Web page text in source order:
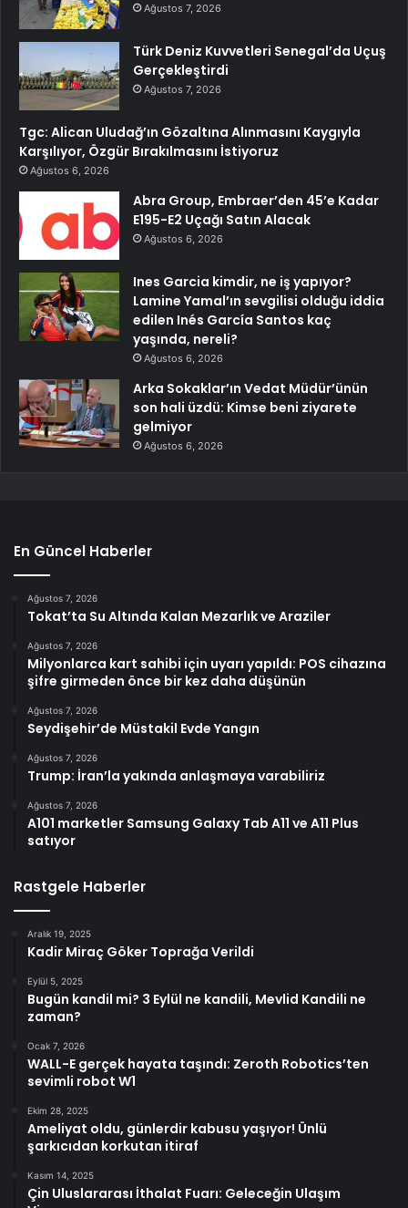
Ağustos 7, 2026
Türk Deniz Kuvvetleri Senegal’da Uçuş
Gerçekleştirdi
Ağustos 7, 2026
Tgc: Alican Uludağ’ın Gözaltına Alınmasını Kaygıyla
Karşılıyor, Özgür Bırakılmasını İstiyoruz
Ağustos 6, 2026
Abra Group, Embraer’den 45’e Kadar
E195-E2 Uçağı Satın Alacak
Ağustos 6, 2026
Ines Garcia kimdir, ne iş yapıyor?
Lamine Yamal’ın sevgilisi olduğu iddia
edilen Inés García Santos kaç
yaşında, nereli?
Ağustos 6, 2026
Arka Sokaklar’ın Vedat Müdür’ünün
son hali üzdü: Kimse beni ziyarete
gelmiyor
Ağustos 6, 2026
En Güncel Haberler
Ağustos 7, 2026
Tokat’ta Su Altında Kalan Mezarlık ve Araziler
Ağustos 7, 2026
Milyonlarca kart sahibi için uyarı yapıldı: POS cihazına
şifre girmeden önce bir kez daha düşünün
Ağustos 7, 2026
Seydişehir’de Müstakil Evde Yangın
Ağustos 7, 2026
Trump: İran’la yakında anlaşmaya varabiliriz
Ağustos 7, 2026
A101 marketler Samsung Galaxy Tab A11 ve A11 Plus
satıyor
Rastgele Haberler
Aralık 19, 2025
Kadir Miraç Göker Toprağa Verildi
Eylül 5, 2025
Bugün kandil mi? 3 Eylül ne kandili, Mevlid Kandili ne
zaman?
Ocak 7, 2026
WALL-E gerçek hayata taşındı: Zeroth Robotics’ten
sevimli robot W1
Ekim 28, 2025
Ameliyat oldu, günlerdir kabusu yaşıyor! Ünlü
şarkıcıdan korkutan itiraf
Kasım 14, 2025
Çin Uluslararası İthalat Fuarı: Geleceğin Ulaşım